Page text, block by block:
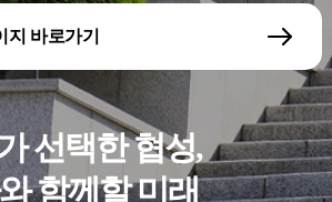
지 바로가기
선택한 협성,
함께할 미래